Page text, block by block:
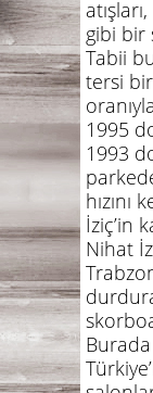
gibi bir
Tabii
tersi
1995
1993
hızını
İziç’in
Nihat